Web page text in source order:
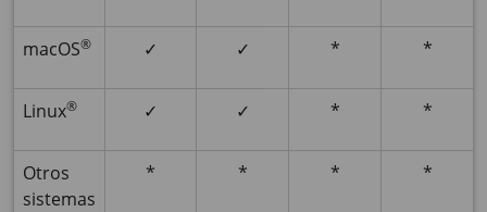
macOS® ✓ ✓ * *
Linux® ✓ ✓ * *
Otros
sistemas
* * * *